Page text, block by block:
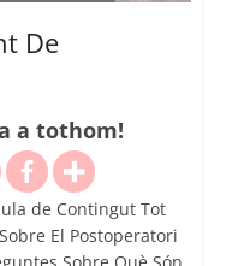
De
a tothom!
de Contingut Tot
El Postoperatori